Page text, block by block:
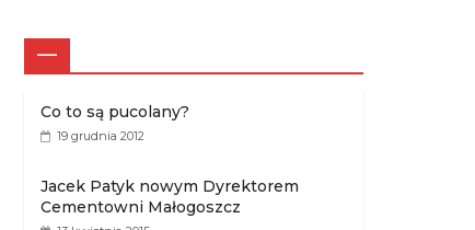
—
Co to są pucolany?
19 grudnia 2012
Jacek Patyk nowym Dyrektorem
Cementowni Małogoszcz